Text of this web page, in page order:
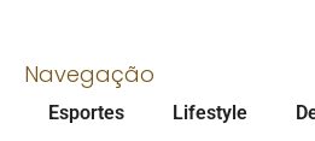
Navegação
Esportes Lifestyle